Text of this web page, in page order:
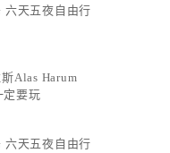
六天五夜自由行
Alas Harum
定要玩
六天五夜自由行